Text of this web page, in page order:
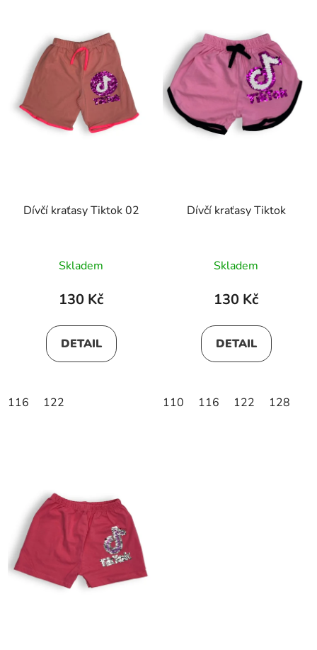
ůo
Dívčí kraťasy Tiktok 02
Skladem
130 Kč
DETAIL
116 122
Dívčí kraťasy Tiktok
Skladem
130 Kč
DETAIL
110 116 122 128